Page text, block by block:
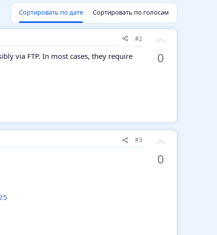
Сортировать по дате Сортировать по голосам
#2
via FTP. In most cases, they require
0
#3
0